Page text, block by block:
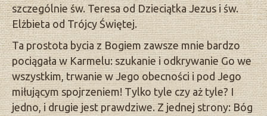
szczególnie św. Teresa od Dzieciątka Jezus i św.
Elżbieta od Trójcy Świętej.
Ta prostota bycia z Bogiem zawsze mnie bardzo
pociągała w Karmelu: szukanie i odkrywanie Go we
wszystkim, trwanie w Jego obecności i pod Jego
miłującym spojrzeniem! Tylko tyle czy aż tyle? I
jedno, i drugie jest prawdziwe. Z jednej strony: Bóg